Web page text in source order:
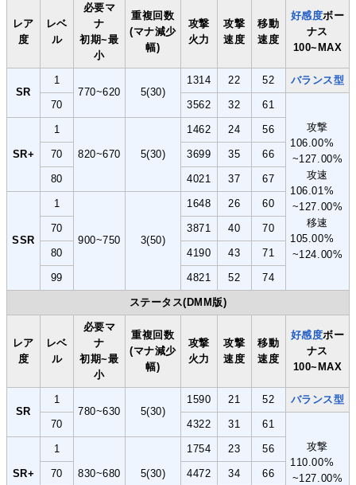
レア
度
レベ
ル
必要マ
ナ
初期~最
小
重複回数
(マナ減少
幅)
攻撃
火力
攻撃
速度
移動
速度
好感度ボー
ナス
100~MAX
SR
1
770~620
5(30)
1314 22 52 バランス型
70 3562 32
61
攻撃
106.00%
~127.00%
攻速
106.01%
~127.00%
移速
105.00%
~124.00%
SR+
1
820~670 5(30)
1462 24 56
70 3699 35 66
80 4021 37 67
SSR
1
900~750 3(50)
1648 26 60
70 3871 40 70
80 4190 43 71
99 4821 52 74
ステータス(DMM版)
レア
度
レベ
ル
必要マ
ナ
初期~最
小
重複回数
(マナ減少
幅)
攻撃
火力
攻撃
速度
移動
速度
好感度ボー
ナス
100~MAX
SR
1
780~630
5(30)
1590 21 52 バランス型
70 4322 31
61
攻撃
110.00%
~127.00%
SR+
1
830~680 5(30)
1754 23 56
70 4472 34 66